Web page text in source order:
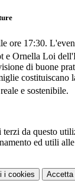
ore 17:30.
e Ornella Loi
di buone
costituiscano
e sostenibile.
da questo
ed utili
i cookies Accetta